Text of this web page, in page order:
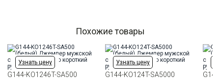
Похожие товары
Узнать цену
G144-KO1246T-SA500
Узнать цену
G144-KO124T-SA5000